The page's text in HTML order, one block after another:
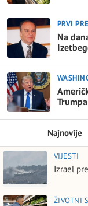
PRVI
Na
Trumpa
Najnovije
VIJESTI
Izrael
ŽIVOTNI